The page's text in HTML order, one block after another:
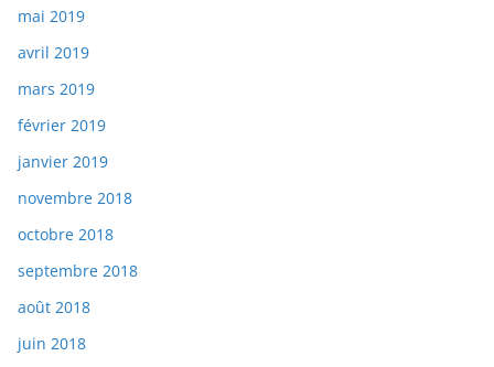
mai 2019
avril 2019
mars 2019
février 2019
janvier 2019
novembre 2018
octobre 2018
septembre 2018
août 2018
juin 2018